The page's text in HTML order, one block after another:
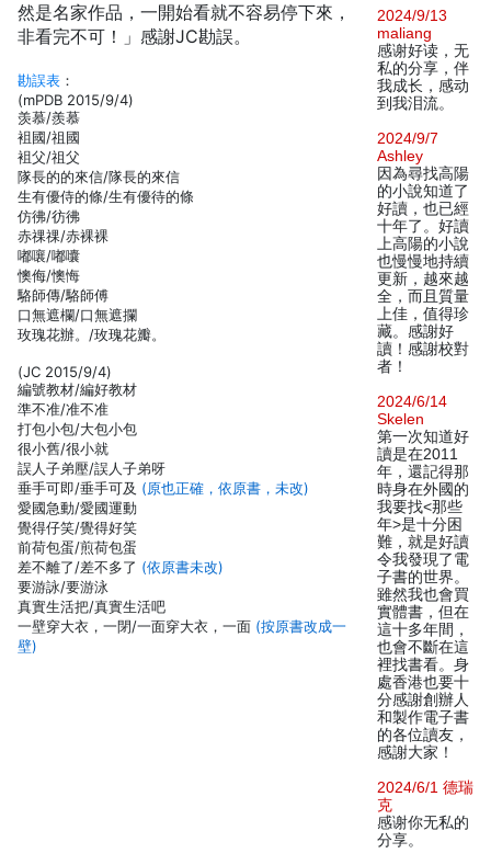
然是名家作品，一開始看就不容易停下來，
非看完不可！」感謝JC勘誤。
勘誤表 ：
(mPDB 2015/9/4)
羡慕/羨慕
袓國/祖國
袓父/祖父
隊長的的來信/隊長的來信
生有優侍的條/生有優待的條
仿彿/彷彿
赤祼祼/赤裸裸
嘟嚷/嘟囔
懊侮/懊悔
駱師傳/駱師傅
口無遮欄/口無遮攔
玫瑰花辦。/玫瑰花瓣。
(JC 2015/9/4)
編號教材/編好教材
準不准/准不准
打包小包/大包小包
很小舊/很小就
誤人子弟壓/誤人子弟呀
垂手可即/垂手可及 (原也正確，依原書，未改)
愛國急動/愛國運動
覺得仔笑/覺得好笑
前荷包蛋/煎荷包蛋
差不離了/差不多了 (依原書未改)
要游詠/要游泳
真實生活把/真實生活吧
一壁穿大衣，一閉/一面穿大衣，一面 (按原書改成一
壁)
2024/9/13
maliang
感谢好读，无
私的分享，伴
我成长，感动
到我泪流。
2024/9/7
Ashley
因為尋找高陽
的小說知道了
好讀，也已經
十年了。好讀
上高陽的小說
也慢慢地持續
更新，越來越
全，而且質量
上佳，值得珍
藏。感謝好
讀！感謝校對
者！
2024/6/14
Skelen
第一次知道好
讀是在2011
年，還記得那
時身在外國的
我要找<那些
年>是十分困
難，就是好讀
令我發現了電
子書的世界。
雖然我也會買
實體書，但在
這十多年間，
也會不斷在這
裡找書看。身
處香港也要十
分感謝創辦人
和製作電子書
的各位讀友，
感謝大家！
2024/6/1 德瑞
克
感谢你无私的
分享。